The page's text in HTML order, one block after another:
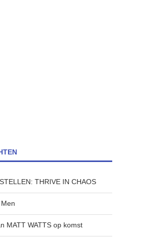
THRIVE IN CHAOS
MATT WATTS op komst